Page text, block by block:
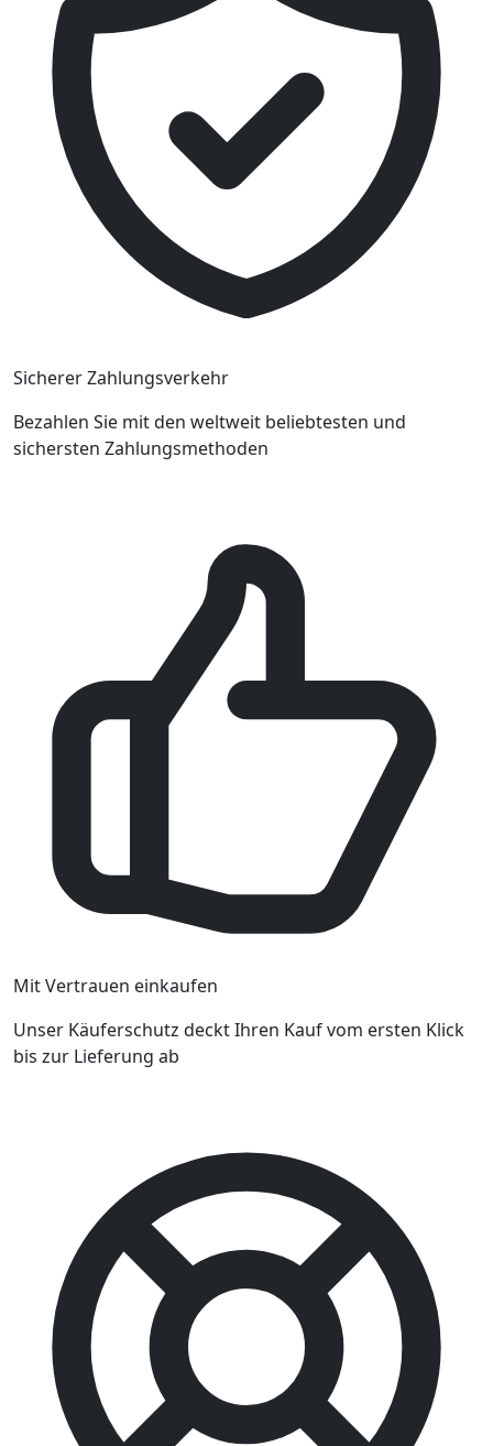
Sicherer Zahlungsverkehr
Bezahlen Sie mit den weltweit beliebtesten und
sichersten Zahlungsmethoden
Mit Vertrauen einkaufen
Unser Käuferschutz deckt Ihren Kauf vom ersten Klick
bis zur Lieferung ab